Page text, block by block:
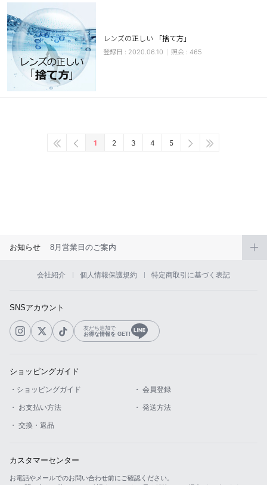
レンズの正しい 「捨て方」
2020.06.10 465
1 2 3 4 5
お知らせ 8月営業日のご案内
会社紹介 個人情報保護規約 特定商取引に基づく表記
SNSアカウント
友だち追加で
お得な情報を GET!
ショッピングガイド
・ショッピングガイド ・ 会員登録
・ お支払い方法 ・ 発送方法
・ 交換・返品
カスタマーセンター
お電話やメールでのお問い合わせ前にご確認ください。